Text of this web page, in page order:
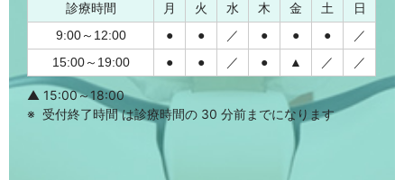
診療時間 月 火 水 木 金 土
日
9:00～12:00
● ● ／ ● ● ●
／
15:00～19:00
● ● ／ ● ▲ ／ ／
▲ 15:00～18:00
受付終了時間 は診療時間の 30 分前までになります